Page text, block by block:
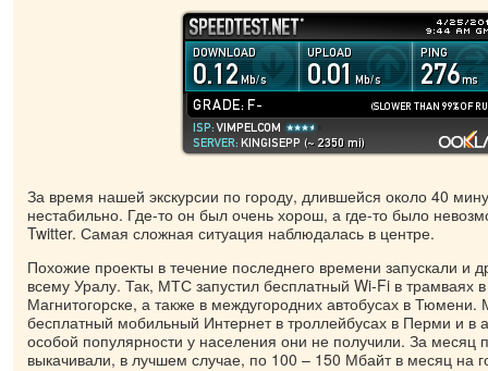
За время нашей экскурсии по городу, длившейся около 40
нестабильно. Где-то он был очень хорош, а где-то было
Twitter. Самая сложная ситуация наблюдалась в центре.
Похожие проекты в течение последнего времени запускали и
всему Уралу. Так, МТС запустил бесплатный Wi-Fi в трамваях
Магнитогорске, а также в междугородних автобусах в
бесплатный мобильный Интернет в троллейбусах в Перми и в
особой популярности у населения они не получили. За месяц
выкачивали, в лучшем случае, по 100 – 150 Мбайт в месяц на